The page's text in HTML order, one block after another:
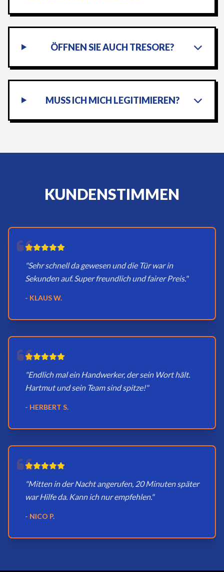
ÖFFNEN SIE AUCH TRESORE?
MUSS ICH MICH LEGITIMIEREN?
KUNDENSTIMMEN
"Sehr schnell da gewesen und die Tür war in
Sekunden auf. Super freundlich und fairer Preis."
- KLAUS W.
"Endlich mal ein Handwerker, der sein Wort hält.
Hartmut und sein Team sind spitze!"
- HERBERT S.
"Mitten in der Nacht angerufen, 20 Minuten später
war Hilfe da. Kann ich nur empfehlen."
- NICO P.